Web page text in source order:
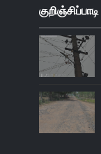
குறிஞ்சிப்பாடி